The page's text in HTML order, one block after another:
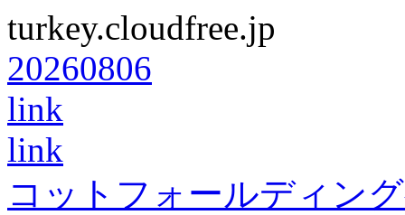
turkey.cloudfree.jp
20260806
link
link
コットフォールディン